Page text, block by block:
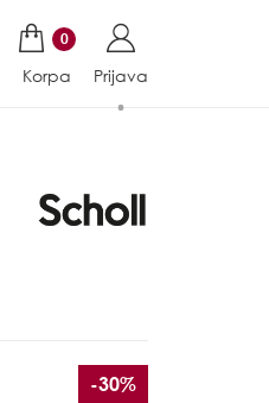
0
Korpa Prijava
-30%